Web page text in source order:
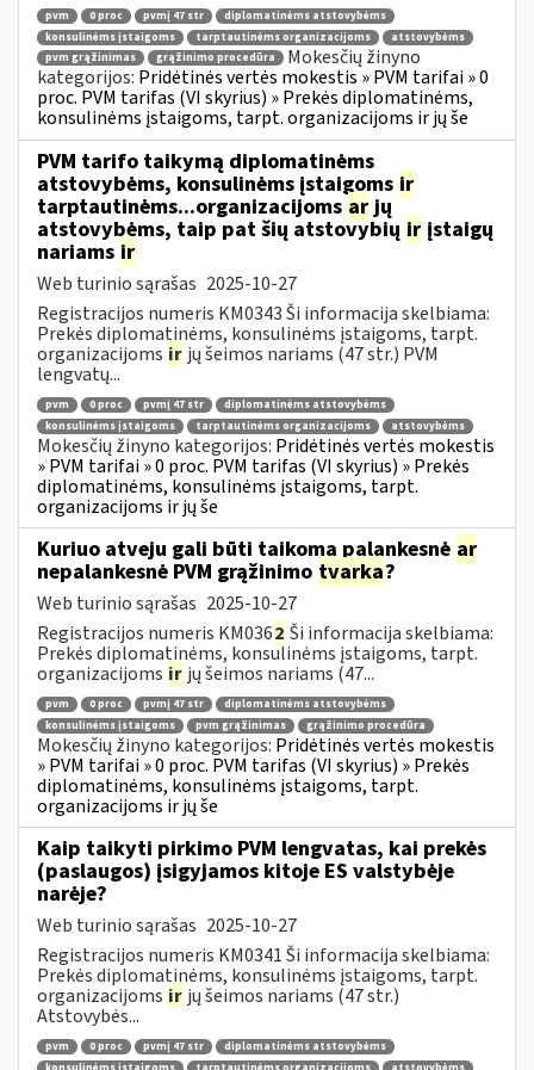
pvm 0 proc pvmį 47 str
diplomatinėms atstovybėms
konsulinėms įstaigoms
tarptautinėms organizacijoms
atstovybėms
pvm grąžinimas
grąžinimo procedūra
Mokesčių žinyno
kategorijos: Pridėtinės vertės mokestis » PVM tarifai » 0
proc. PVM tarifas (VI skyrius) » Prekės diplomatinėms,
konsulinėms įstaigoms, tarpt. organizacijoms ir jų še
PVM tarifo taikymą diplomatinėms
atstovybėms, konsulinėms įstaigoms ir
tarptautinėms...organizacijoms arjų
atstovybėms, taip pat šių atstovybių ir įstaigų
nariams ir
Web turinio sąrašas 2025-10-27
Registracijos numeris KM0343 Ši informacija skelbiama:
Prekės diplomatinėms, konsulinėms įstaigoms, tarpt.
organizacijoms ir jų šeimos nariams (47 str.) PVM
lengvatų...
pvm 0 proc pvmį 47 str
diplomatinėms atstovybėms
konsulinėms įstaigoms
tarptautinėms organizacijoms atstovybėms
Mokesčių žinyno kategorijos: Pridėtinės vertės mokestis
» PVM tarifai » 0 proc. PVM tarifas (VI skyrius) » Prekės
diplomatinėms, konsulinėms įstaigoms, tarpt.
organizacijoms ir jų še
Kuriuo atveju gali būti taikoma palankesnė ar
nepalankesnė PVM grąžinimo tvarka?
Web turinio sąrašas 2025-10-27
Registracijos numeris KM0362 Ši informacija skelbiama:
Prekės diplomatinėms, konsulinėms įstaigoms, tarpt.
organizacijoms ir jų šeimos nariams (47...
pvm 0 proc pvmį 47 str
diplomatinėms atstovybėms
konsulinėms įstaigoms
pvm grąžinimas grąžinimo procedūra
Mokesčių žinyno kategorijos: Pridėtinės vertės mokestis
» PVM tarifai » 0 proc. PVM tarifas (VI skyrius) » Prekės
diplomatinėms, konsulinėms įstaigoms, tarpt.
organizacijoms ir jų še
Kaip taikyti pirkimo PVM lengvatas, kai prekės
(paslaugos) įsigyjamos kitoje ES valstybėje
narėje?
Web turinio sąrašas 2025-10-27
Registracijos numeris KM0341 Ši informacija skelbiama:
Prekės diplomatinėms, konsulinėms įstaigoms, tarpt.
organizacijoms ir jų šeimos nariams (47 str.)
Atstovybės...
pvm 0 proc pvmį 47 str
diplomatinėms atstovybėms